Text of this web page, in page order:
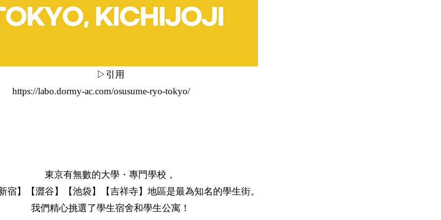
▷引用
https://labo.dormy-ac.com/osusume-ryo-tokyo/
東京有無數的大學・專門學校，
宿】【澀谷】【池袋】【吉祥寺】地區是最為知名的學生街。
我們精心挑選了學生宿舍和學生公寓！